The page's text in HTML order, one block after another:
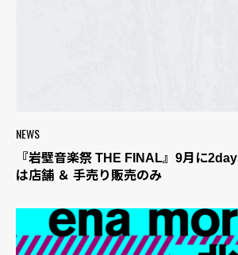
NEWS
『岩壁音楽祭 THE FINAL』9月に
は店舗 ＆ 手売り販売のみ